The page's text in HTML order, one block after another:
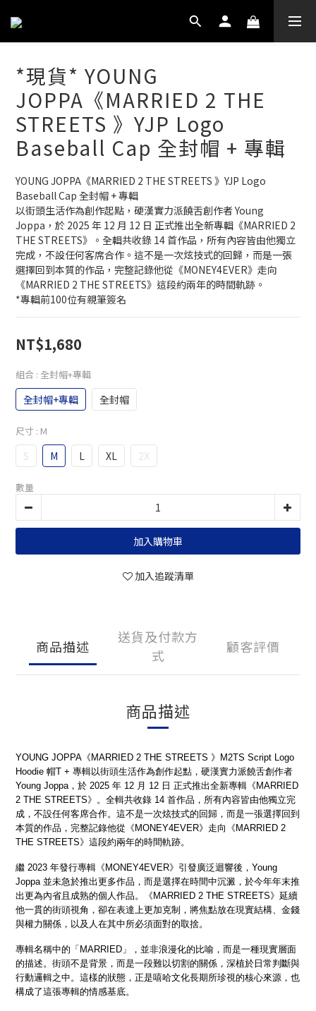
*現貨* YOUNG
JOPPA《MARRIED 2 THE
STREETS 》YJP Logo
Baseball Cap 全封帽 + 專輯
YOUNG JOPPA《MARRIED 2 THE STREETS 》YJP Logo
Baseball Cap 全封帽 + 專輯
以街頭生活作為創作起點，硬漢實力派饒舌創作者 Young
Joppa，於 2025 年 12 月 12 日 正式推出全新專輯《MARRIED 2
THE STREETS》。全輯共收錄 14 首作品，所有內容皆由他獨立
完成，不設任何客席合作。這不是一次炫技式的回歸，而是一張
選擇回到本質的作品，完整記錄他從《MONEY4EVER》走向
《MARRIED 2 THE STREETS》這段約兩年的時間軌跡。
*專輯前100位有親筆簽名
NT$1,680
組合 : 全封帽+專輯
全封帽+專輯 全封帽
尺寸 : M
S M L XL 2X
數量
加入購物車
加入追蹤清單
商品描述
送貨及付款方
式
顧客評價
商品描述
YOUNG JOPPA《MARRIED 2 THE STREETS 》M2TS Script Logo
Hoodie 帽T + 專輯以街頭生活作為創作起點，硬漢實力派饒舌創作者
Young Joppa，於 2025 年 12 月 12 日 正式推出全新專輯《MARRIED
2 THE STREETS》。全輯共收錄 14 首作品，所有內容皆由他獨立完
成，不設任何客席合作。這不是一次炫技式的回歸，而是一張選擇回到
本質的作品，完整記錄他從《MONEY4EVER》走向《MARRIED 2
THE STREETS》這段約兩年的時間軌跡。
繼 2023 年發行專輯《MONEY4EVER》引發廣泛迴響後，Young
Joppa 並未急於推出更多作品，而是選擇在時間中沉澱，於今年年末推
出更為內省且成熟的個人作品。《MARRIED 2 THE STREETS》延續
他一貫的街頭視角，卻在表達上更加克制，將焦點放在現實結構、金錢
與權力關係，以及人在其中所必須面對的取捨。
專輯名稱中的「MARRIED」，並非浪漫化的比喻，而是一種現實層面
的描述。街頭不是背景，而是一段難以切割的關係，深植於日常判斷與
行動邏輯之中。這樣的狀態，正是嘻哈文化長期所珍視的核心來源，也
構成了這張專輯的情感基底。